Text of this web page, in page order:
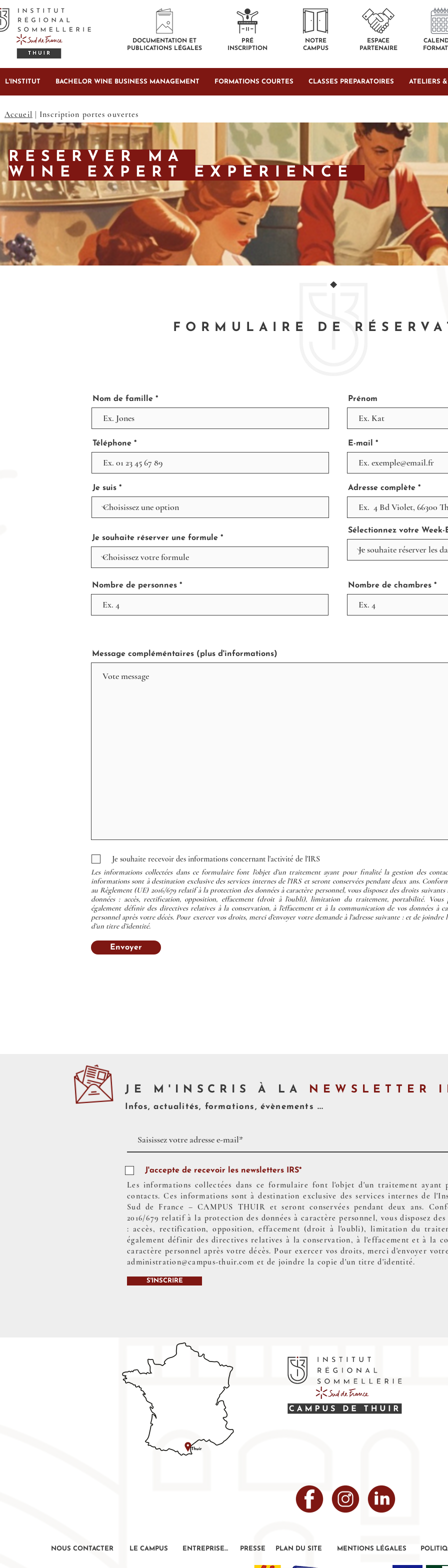
DOCUMENTATION ET
PUBLICATIONS LÉGALES
PRÉ
INSCRIPTION
NOTRE
CAMPUS
ESPACE
PARTENAIRE
L'INSTITUT BACHELOR WINE BUSINESS MANAGEMENT FORMATIONS COURTES CLASSES PREPARATOIRES ATELIERS
Accueil | Inscription portes ouvertes
RESERVER MA
WINE EXPERT EXPERIENCE
FORMULAIRE DE
Nom de famille
Téléphone
Je suis
Je souhaite réserver une formule
Prénom
E-mail
Adresse complète
Sélectionnez votre
Nombre de personnes Nombre de chambres
Message compléméntaires (plus d'informations)
Je souhaite recevoir des informations concernant l'activité de l'IRS
Les informations collectées dans ce formulaire font l’objet d’un traitement ayant pour finalité la gestion des
informations sont à destination exclusive des services internes de l'IRS et seront conservées pendant deux ans.
au Règlement (UE) 2016/679 relatif à la protection des données à caractère personnel, vous disposez des droits suivants
données : accès, rectification, opposition, effacement (droit à l’oubli), limitation du traitement, portabilité. Vous
également définir des directives relatives à la conservation, à l’effacement et à la communication de vos données à
personnel après votre décès. Pour exercer vos droits, merci d’envoyer votre demande à l’adresse suivante : et de joindre
d’un titre d’identité.
Envoyer
JE M'INSCRIS À LA NEWSLETTER
Infos, actualités, formations, évènements ...
J'accepte de recevoir les newsletters IRS*
Les informations collectées dans ce formulaire font l'objet d'un traitement
contacts. Ces informations sont à destination exclusive des services internes de
Sud de France – CAMPUS THUIR et seront conservées pendant deux ans.
2016/679 relatif à la protection des données à caractère personnel, vous disposez
: accès, rectification, opposition, effacement (droit à l'oubli), limitation du
également définir des directives relatives à la conservation, à l'effacement et à la
caractère personnel après votre décès. Pour exercer vos droits, merci d'envoyer
administration@campus-thuir.com et de joindre la copie d'un titre d'identité.
S'INSCRIRE
NOUS CONTACTER LE CAMPUS ENTREPRISES PRESSE PLAN DU SITE MENTIONS LÉGALES